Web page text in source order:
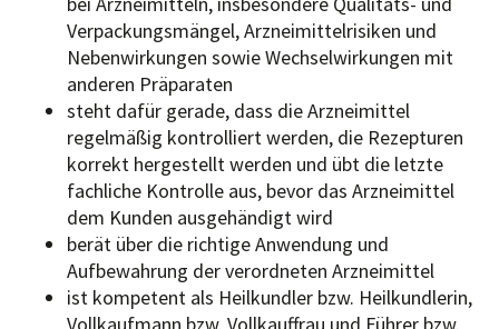
Verpackungsmängel, Arzneimittelrisiken und
Nebenwirkungen sowie Wechselwirkungen mit
anderen Präparaten
steht dafür gerade, dass die Arzneimittel
regelmäßig kontrolliert werden, die Rezepturen
korrekt hergestellt werden und übt die letzte
fachliche Kontrolle aus, bevor das Arzneimittel
dem Kunden ausgehändigt wird
berät über die richtige Anwendung und
Aufbewahrung der verordneten Arzneimittel
ist kompetent als Heilkundler bzw. Heilkundlerin,